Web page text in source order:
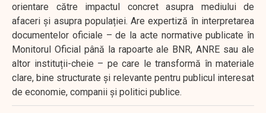
orientare către impactul concret asupra mediului de
afaceri și asupra populației. Are expertiză în interpretarea
documentelor oficiale – de la acte normative publicate în
Monitorul Oficial până la rapoarte ale BNR, ANRE sau ale
altor instituții-cheie – pe care le transformă în materiale
clare, bine structurate și relevante pentru publicul interesat
de economie, companii și politici publice.